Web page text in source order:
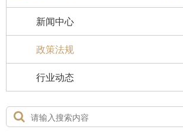
新闻中心
政策法规
行业动态